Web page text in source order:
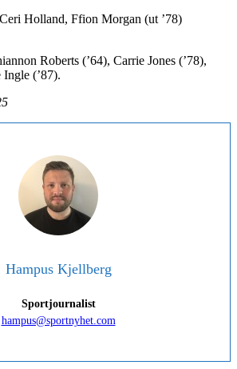
Holland, Ffion Morgan (ut ’78)
Roberts (’64), Carrie Jones (’78),
(’87).
Hampus Kjellberg
Sportjournalist
hampus@sportnyhet.com